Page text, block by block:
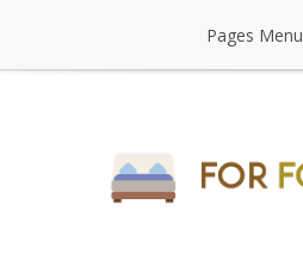
Pages Menu